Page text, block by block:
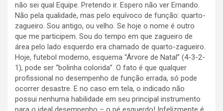
não sei qual Equipe. Pretendo ir. Espero não ver Ernando.
Não pela qualidade, mas pelo equívoco de função: quarto-
zagueiro. Sou antigo, ou velho. Se hoje o nome é outro
que me participem. Sou do tempo em que zagueiro de
área pelo lado esquerdo era chamado de quarto-zagueiro.
Hoje, futebol moderno, esquema “Árvore de Natal” (4-3-2-
1), pode ser “bolinha colorida”. O fato é que qualquer
profissional no desempenho de função errada, só pode
ocorrer desastre. E no caso em tela, o indicado não
possui nenhuma habilidade em seu principal instrumento